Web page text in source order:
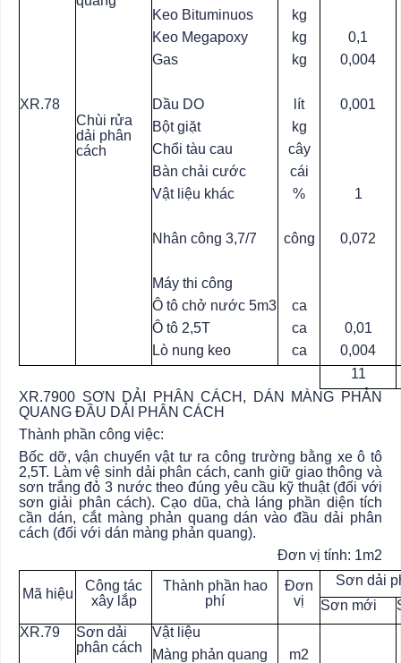
XR.78
Chùi rửa
dải phân
cách
Keo Bituminuos
Keo Megapoxy
Gas
Dầu DO
Bột giặt
Chổi tàu cau
Bàn chải cước
Vật liệu khác
Nhân công 3,7/7
Máy thi công
Ô tô chở nước 5m3
Ô tô 2,5T
Lò nung keo
kg
kg
kg
lít
kg
cây
cái
%
công
ca
ca
ca
0,1
0,004
0,001
1
0,072
0,01
0,004
11
XR.7900 SƠN DẢI PHÂN CÁCH, DÁN MÀNG PHẢN
QUANG ĐẦU DẢI PHÂN CÁCH
Thành phần công việc:
Bốc dỡ, vận chuyển vật tư ra công trường bằng xe ô tô
2,5T. Làm vệ sinh dải phân cách, canh giữ giao thông và
sơn trắng đỏ 3 nước theo đúng yêu cầu kỹ thuật (đối với
sơn giải phân cách). Cạo dũa, chà láng phần diện tích
cần dán, cắt màng phản quang dán vào đầu dải phân
cách (đối với dán màng phản quang).
Đơn vị tính: 1m2
Mã hiệu
Công tác
xây lắp
Thành phần hao
phí
Đơn
vị
Sơn dải
Sơn mới
XR.79
Sơn dải
phân cách
Vật liệu
Màng phản quang
m2